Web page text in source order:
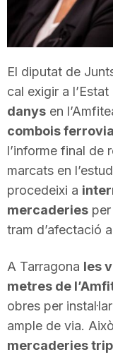
a
g
n
a
El diputat de
cal exigir a
danys en
combois
l’informe final de
marcats en
procedeixi a
mercaderies
tram d’afectació
A Tarragona les
metres de
obres per
ample de via.
mercaderies